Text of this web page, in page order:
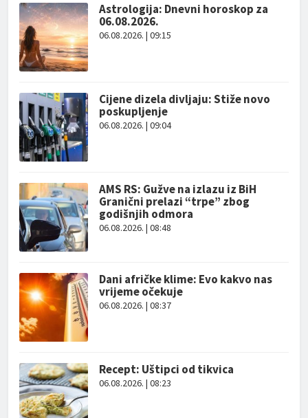
Astrologija: Dnevni horoskop za
06.08.2026.
06.08.2026. | 09:15
Cijene dizela divljaju: Stiže novo
poskupljenje
06.08.2026. | 09:04
AMS RS: Gužve na izlazu iz BiH
Granični prelazi “trpe” zbog
godišnjih odmora
06.08.2026. | 08:48
Dani afričke klime: Evo kakvo nas
vrijeme očekuje
06.08.2026. | 08:37
Recept: Uštipci od tikvica
06.08.2026. | 08:23